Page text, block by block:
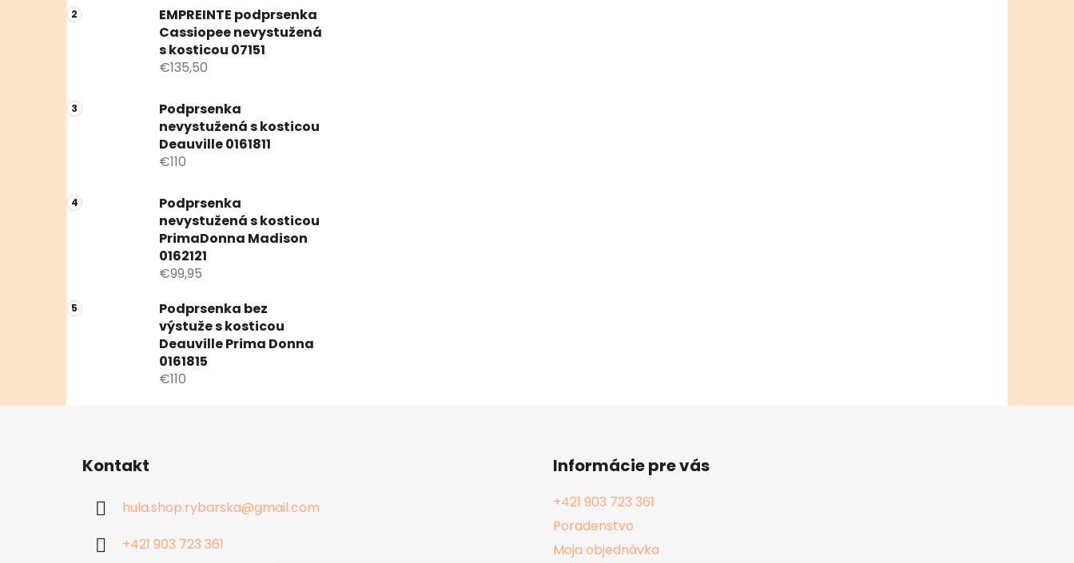
EMPREINTE podprsenka
Cassiopee nevystužená
s kosticou 07151
€135,50
Podprsenka
nevystužená s kosticou
Deauville 0161811
€110
Podprsenka
nevystužená s kosticou
PrimaDonna Madison
0162121
€99,95
Podprsenka bez
výstuže s kosticou
Deauville Prima Donna
0161815
€110
Kontakt
hula.shop.rybarska@gmail.com
+421 903 723 361
Informácie pre vás
+421 903 723 361
Poradenstvo
Moja objednávka